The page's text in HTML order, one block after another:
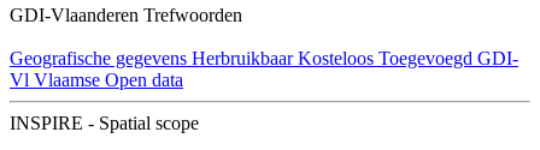
GDI-Vlaanderen Trefwoorden
Geografische gegevens Herbruikbaar Kosteloos Toegevoegd GDI-
Vl Vlaamse Open data
INSPIRE - Spatial scope